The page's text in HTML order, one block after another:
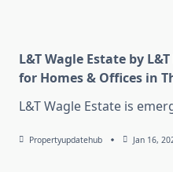
L&T Wagle Estate by
for Homes & Offices in
L&T Wagle Estate is
Propertyupdatehub Jan 16,